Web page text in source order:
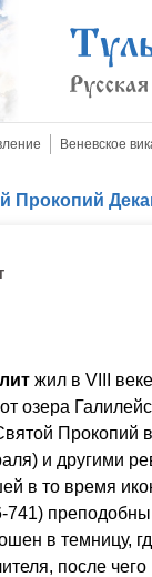
Веневское
Прокопий
жил в VIII
озера
Прокопий
и другими
в то время
в темницу,
после